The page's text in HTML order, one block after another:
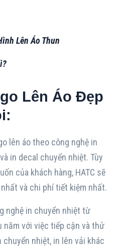
Lên Áo Thun
Lên Áo Đẹp
lên áo theo công nghệ in
in decal chuyển nhiệt. Tùy
của khách hàng, HATC sẽ
và chi phí tiết kiệm nhất.
nghệ in chuyển nhiệt từ
năm với việc tiếp cận và thử
nhiệt, in lên vải khác